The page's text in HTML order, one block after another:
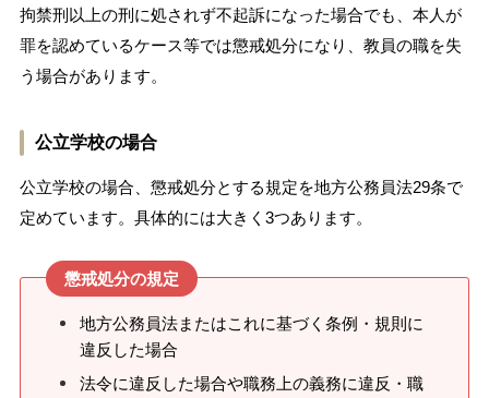
拘禁刑以上の刑に処されず不起訴になった場合でも、本人が
罪を認めているケース等では懲戒処分になり、教員の職を失
う場合があります。
公立学校の場合
公立学校の場合、懲戒処分とする規定を地方公務員法29条で
定めています。具体的には大きく3つあります。
懲戒処分の規定
地方公務員法またはこれに基づく条例・規則に
違反した場合
法令に違反した場合や職務上の義務に違反・職